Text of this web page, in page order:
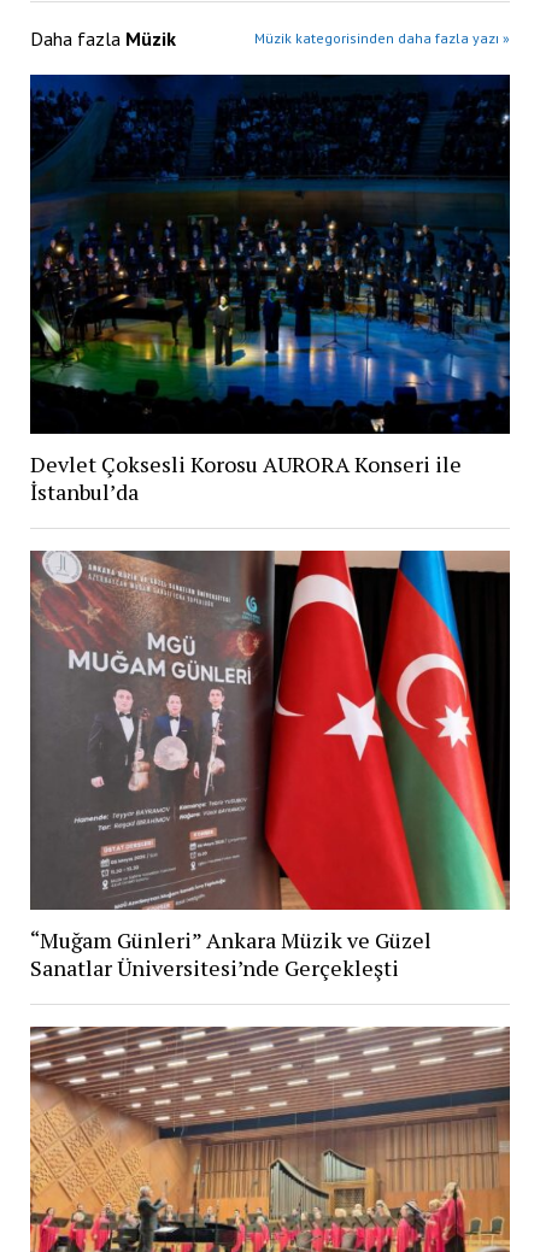
Daha fazla Müzik Müzik kategorisinden daha fazla yazı »
Devlet Çoksesli Korosu AURORA Konseri ile
İstanbul’da
“Muğam Günleri” Ankara Müzik ve Güzel
Sanatlar Üniversitesi’nde Gerçekleşti